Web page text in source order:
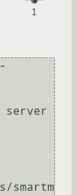
1
server
smartm